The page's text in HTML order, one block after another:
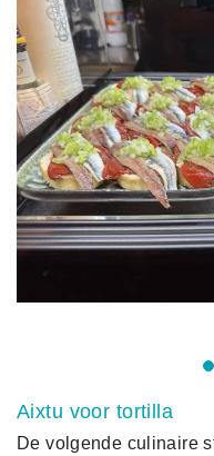
Aixtu voor tortilla
De volgende culinaire